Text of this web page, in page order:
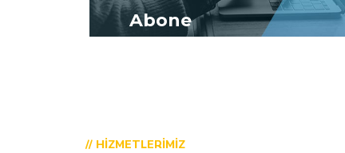
Abone
// HIZMETLERIMIZ